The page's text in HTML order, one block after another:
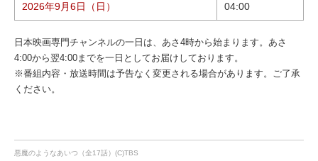
2026年9月6日（日） 04:00
日本映画専門チャンネルの一日は、あさ4時から始まります。あさ
4:00から翌4:00までを一日としてお届けしております。
※番組内容・放送時間は予告なく変更される場合があります。ご了承
ください。
悪魔のようなあいつ（全17話）(C)TBS